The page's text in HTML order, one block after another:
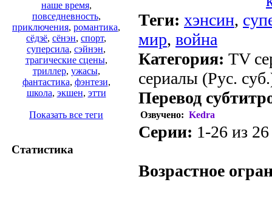
наше время,
повседневность,
приключения, романтика,
сёдзё, сёнэн, спорт,
суперсила, сэйнэн,
трагические сцены,
триллер, ужасы,
фантастика, фэнтези,
школа, экшен, этти
Показать все теги
Статистика
Теги: хэнсин,
мир, война
Категория: TV
сериалы (Рус.
Перевод
Озвучено: Kedra
Серии: 1-26 из
Возрастное